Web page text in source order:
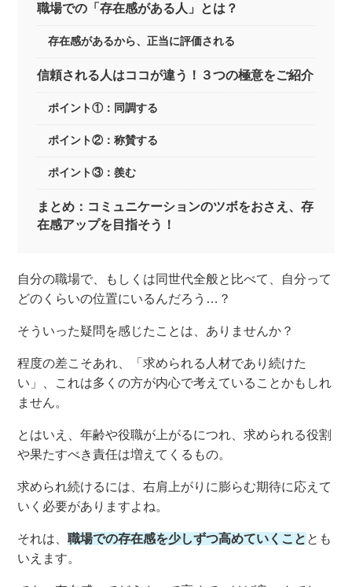
職場での「存在感がある人」とは？
存在感があるから、正当に評価される
信頼される人はココが違う！３つの極意をご紹介
ポイント①：同調する
ポイント②：称賛する
ポイント③：羨む
まとめ：コミュニケーションのツボをおさえ、存
在感アップを目指そう！
自分の職場で、もしくは同世代全般と比べて、自分って
どのくらいの位置にいるんだろう…？
そういった疑問を感じたことは、ありませんか？
程度の差こそあれ、「求められる人材であり続けた
い」、これは多くの方が内心で考えていることかもしれ
ません。
とはいえ、年齢や役職が上がるにつれ、求められる役割
や果たすべき責任は増えてくるもの。
求められ続けるには、右肩上がりに膨らむ期待に応えて
いく必要がありますよね。
それは、職場での存在感を少しずつ高めていくこと とも
いえます。